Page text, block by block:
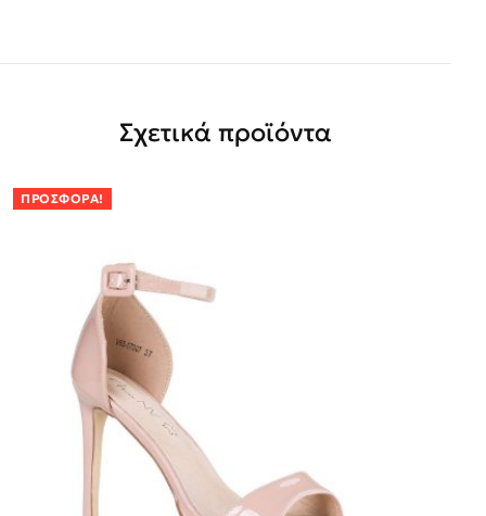
Σχετικά προϊόντα
ΠΡΟΣΦΟΡΆ!